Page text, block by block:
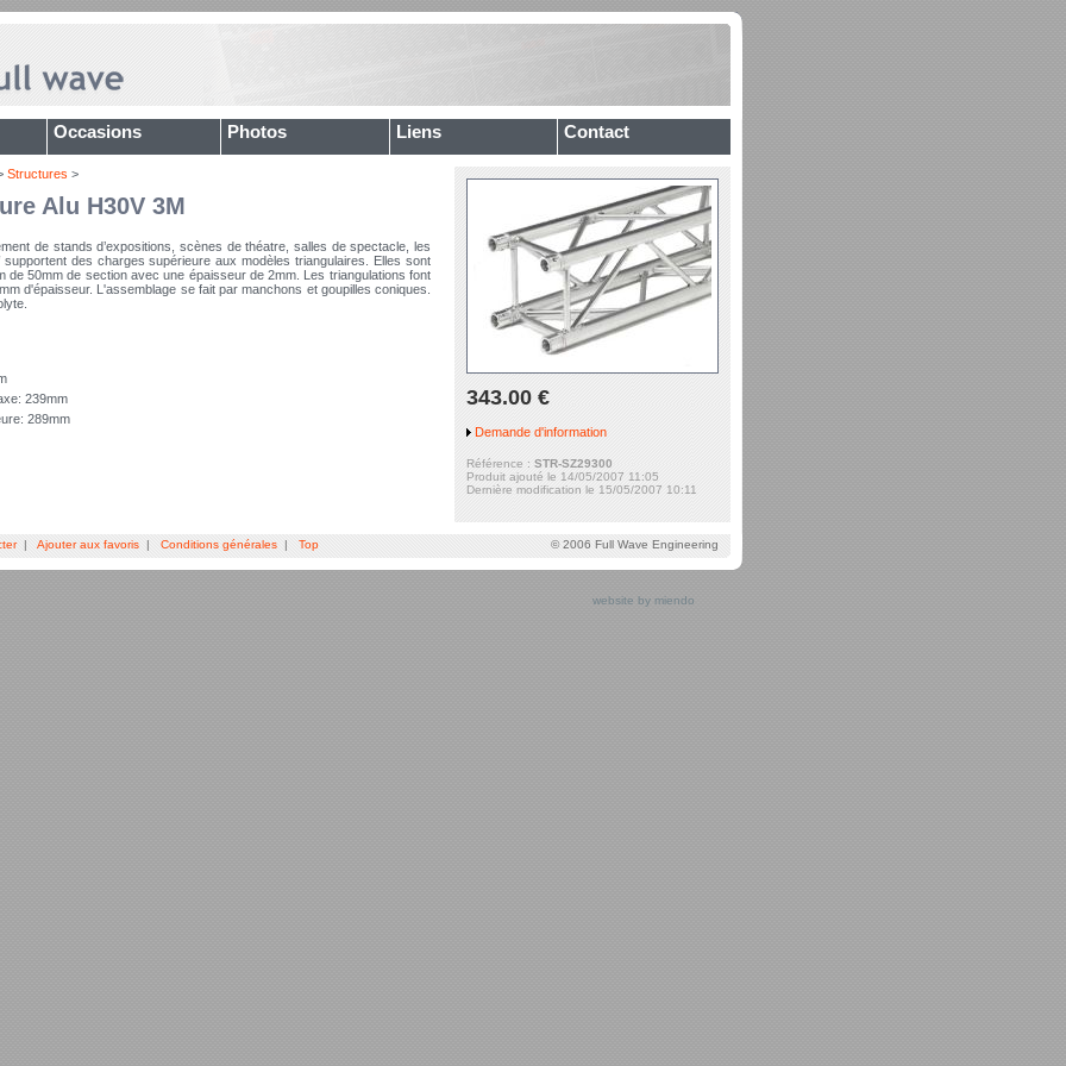
Structures >
Alu H30V 3M
de stands d’expositions, scènes de théatre, salles de spectacle, les
des charges supérieure aux modèles triangulaires. Elles sont
de 50mm de section avec une épaisseur de 2mm. Les triangulations font
d'épaisseur. L'assemblage se fait par manchons et goupilles coniques.
239mm
289mm
343.00 €
Demande d'information
Référence : STR-SZ29300
Produit ajouté le 14/05/2007 11:05
Dernière modification le 15/05/2007 10:11
| Ajouter aux favoris | Conditions générales | Top © 2006 Full Wave Engineering
website by miendo
Occasions Photos Liens Contact